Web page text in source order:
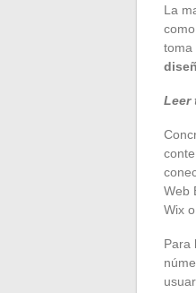
La
toma
Leer
Web
Wix
Para